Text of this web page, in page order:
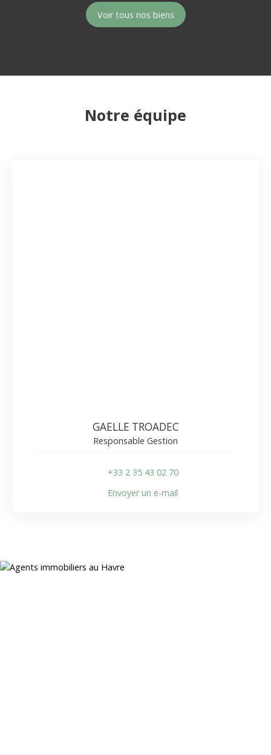
Voir tous nos biens
Notre équipe
GAELLE TROADEC
Responsable Gestion
+33 2 35 43 02 70
Envoyer un e-mail